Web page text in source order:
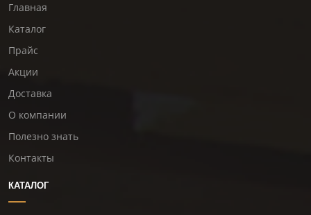
Главная
Каталог
Прайс
Акции
Доставка
О компании
Полезно знать
Контакты
КАТАЛОГ